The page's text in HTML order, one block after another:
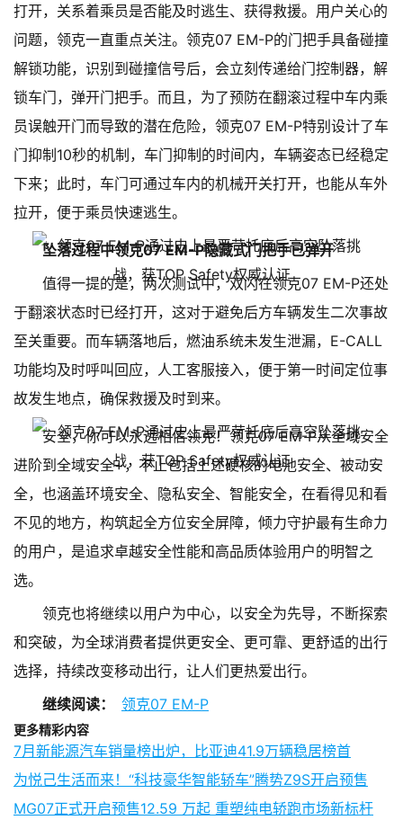
打开，关系着乘员是否能及时逃生、获得救援。用户关心的
问题，领克一直重点关注。领克07 EM-P的门把手具备碰撞
解锁功能，识别到碰撞信号后，会立刻传递给门控制器，解
锁车门，弹开门把手。而且，为了预防在翻滚过程中车内乘
员误触开门而导致的潜在危险，领克07 EM-P特别设计了车
门抑制10秒的机制，车门抑制的时间内，车辆姿态已经稳定
下来；此时，车门可通过车内的机械开关打开，也能从车外
拉开，便于乘员快速逃生。
坠落过程中领克07 EM-P隐藏式门把手已弹开
值得一提的是，两次测试中，双闪在领克07 EM-P还处
于翻滚状态时已经打开，这对于避免后方车辆发生二次事故
至关重要。而车辆落地后，燃油系统未发生泄漏，E-CALL
功能均及时呼叫回应，人工客服接入，便于第一时间定位事
故发生地点，确保救援及时到来。
安全，你可以永远相信领克！领克07 EM-P从全域安全
进阶到全域安全+，不止包括上述硬核的电池安全、被动安
全，也涵盖环境安全、隐私安全、智能安全，在看得见和看
不见的地方，构筑起全方位安全屏障，倾力守护最有生命力
的用户，是追求卓越安全性能和高品质体验用户的明智之
选。
领克也将继续以用户为中心，以安全为先导，不断探索
和突破，为全球消费者提供更安全、更可靠、更舒适的出行
选择，持续改变移动出行，让人们更热爱出行。
继续阅读：
领克07 EM-P
更多精彩内容
7月新能源汽车销量榜出炉，比亚迪41.9万辆稳居榜首
为悦己生活而来！“科技豪华智能轿车”腾势Z9S开启预售
MG07正式开启预售12.59 万起 重塑纯电轿跑市场新标杆